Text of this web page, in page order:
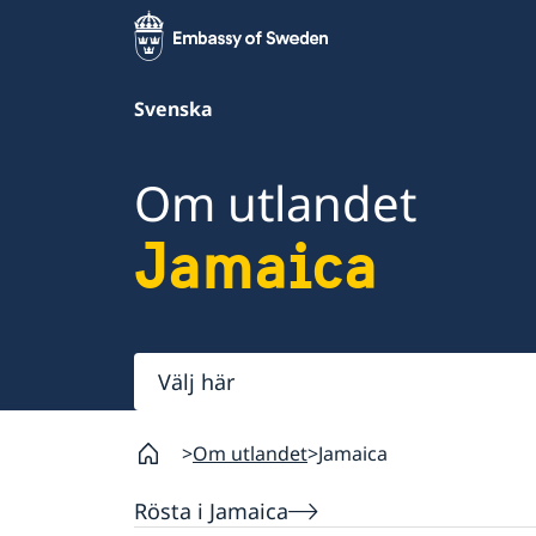
Svenska
Om utlandet
Jamaica
Välj
här
Om utlandet Jamaica
Rösta i Jamaica